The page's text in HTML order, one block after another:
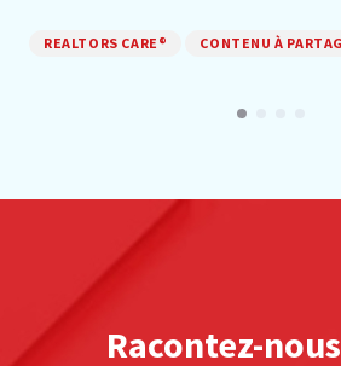
REALTORS CARE® CONTENU À
Racontez-